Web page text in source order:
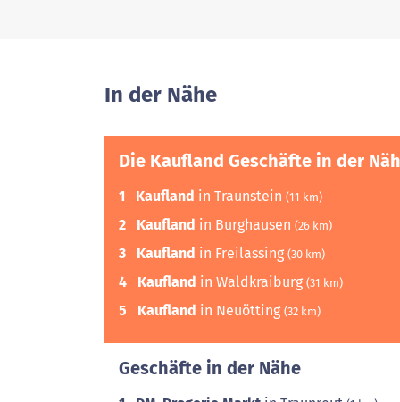
In der Nähe
Die Kaufland Geschäfte in der
1 Kaufland in Traunstein (11 km)
2 Kaufland in Burghausen (26 km)
3 Kaufland in Freilassing (30 km)
4 Kaufland in Waldkraiburg (31 km)
5 Kaufland in Neuötting (32 km)
Geschäfte in der Nähe